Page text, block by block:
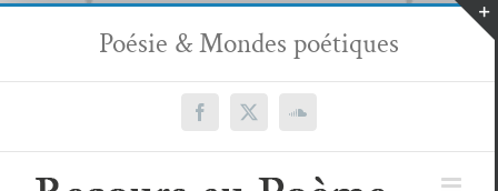
Passer
contenu
Poésie & Mondes poétiques
Facebook
X SoundCloud